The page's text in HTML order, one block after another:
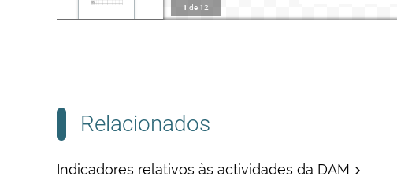
1 de 12
Relacionados
Indicadores relativos às actividades da DAM